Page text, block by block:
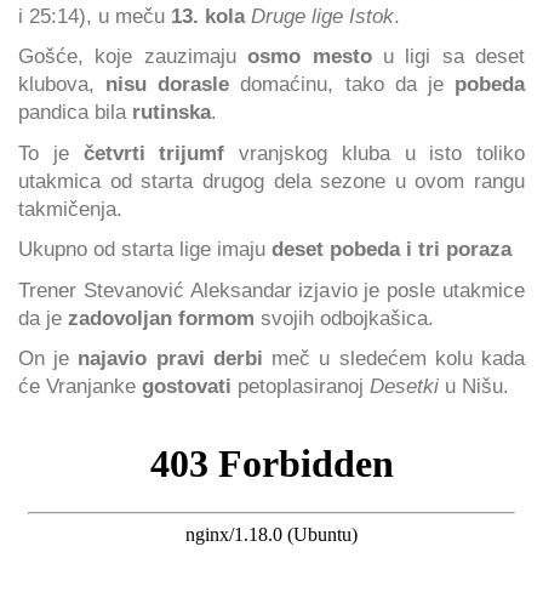
i 25:14), u meču 13. kola Druge lige Istok.
Gošće, koje zauzimajuosmo mestou ligi sa deset
klubova, nisu dorasledomaćinu, tako da je pobeda
pandica bila rutinska.
To je četvrti trijumf vranjskog kluba u isto toliko
utakmica od starta drugog dela sezone u ovom rangu
takmičenja.
Ukupno od starta lige imaju deset pobeda i tri poraza
Trener Stevanović Aleksandar izjavio je posle utakmice
da je zadovoljan formom svojih odbojkašica.
On je najavio pravi derbi meč u sledećem kolu kada
će Vranjanke gostovati petoplasiranoj Desetki u Nišu.